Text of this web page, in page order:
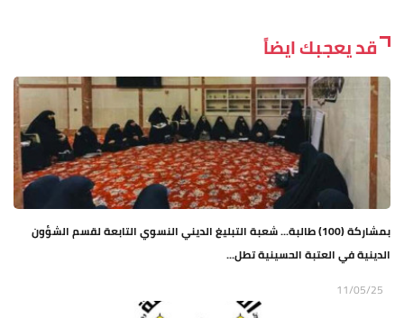
قد يعجبك ايضاً
بمشاركة (100) طالبة... شعبة التبليغ الديني النسوي التابعة لقسم الشؤون
الدينية في العتبة الحسينية تطل...
11/05/25